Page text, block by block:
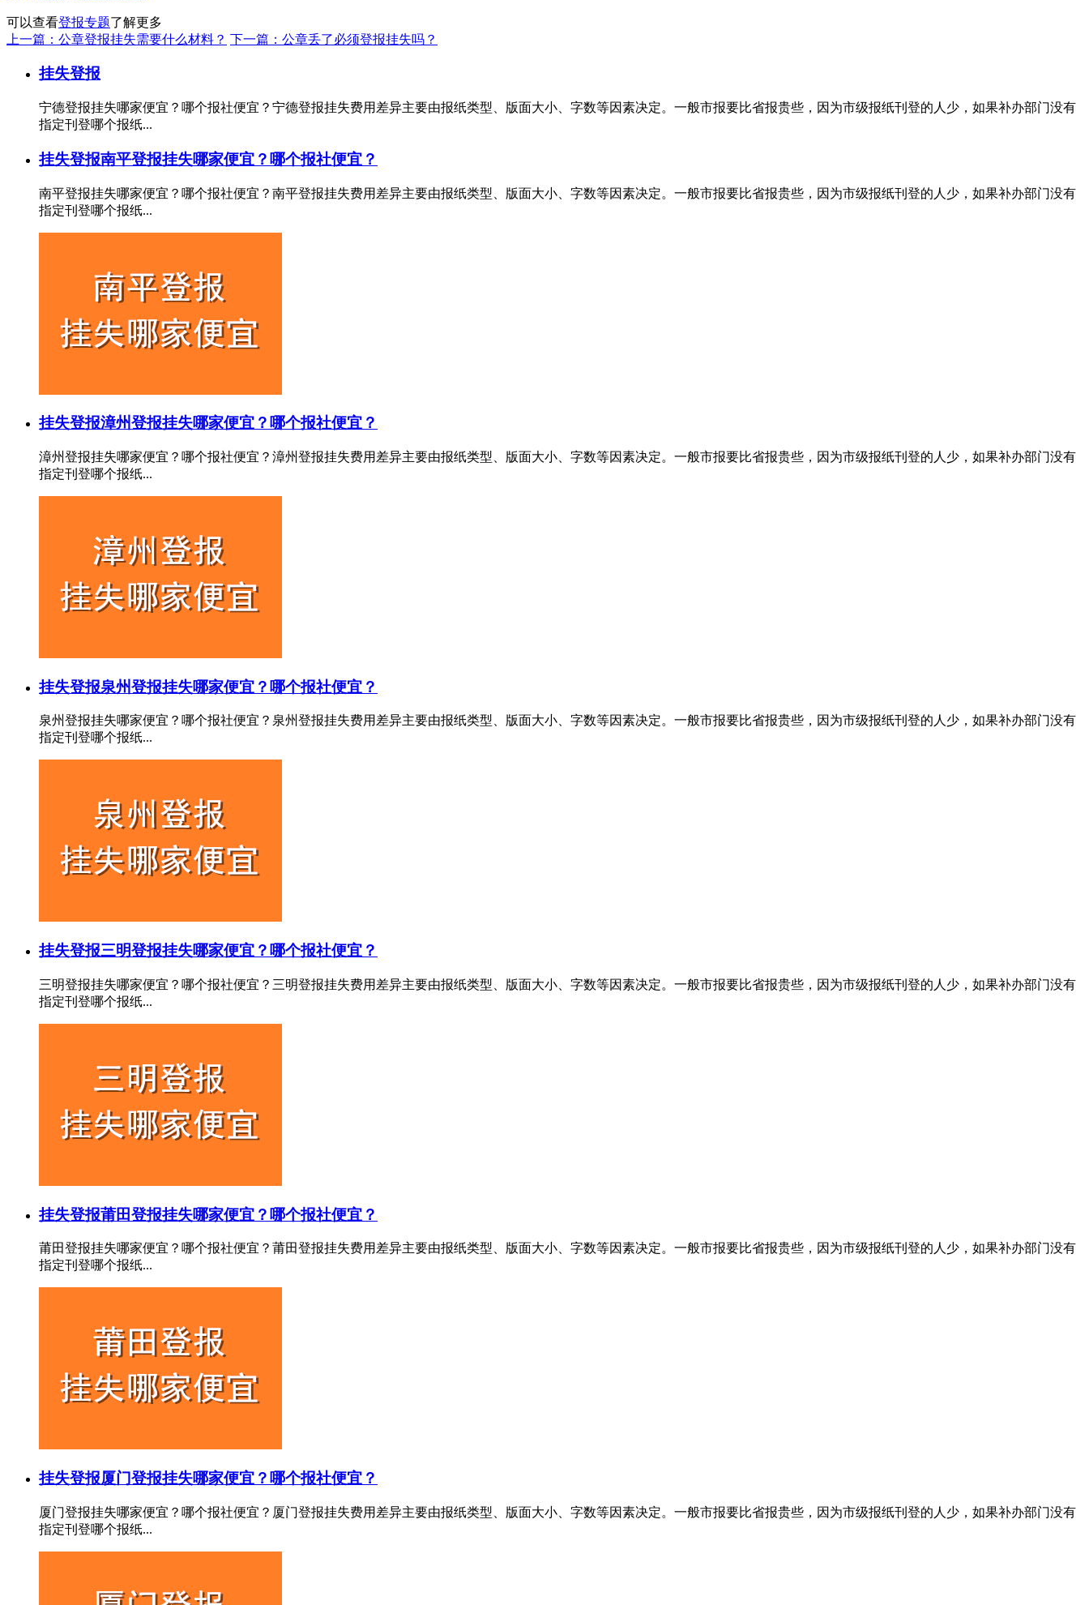
可以查看登报专题了解更多
上一篇：公章登报挂失需要什么材料？ 下一篇：公章丢了必须登报挂失吗？
挂失登报
宁德登报挂失哪家便宜？哪个报社便宜？宁德登报挂失费用差异主要由报纸类型、版面大小、字数等因素决定。一般市报要比省报贵些，因为市级报纸刊登的人少，如果补办部门没有
指定刊登哪个报纸...
挂失登报南平登报挂失哪家便宜？哪个报社便宜？
南平登报挂失哪家便宜？哪个报社便宜？南平登报挂失费用差异主要由报纸类型、版面大小、字数等因素决定。一般市报要比省报贵些，因为市级报纸刊登的人少，如果补办部门没有
指定刊登哪个报纸...
挂失登报漳州登报挂失哪家便宜？哪个报社便宜？
漳州登报挂失哪家便宜？哪个报社便宜？漳州登报挂失费用差异主要由报纸类型、版面大小、字数等因素决定。一般市报要比省报贵些，因为市级报纸刊登的人少，如果补办部门没有
指定刊登哪个报纸...
挂失登报泉州登报挂失哪家便宜？哪个报社便宜？
泉州登报挂失哪家便宜？哪个报社便宜？泉州登报挂失费用差异主要由报纸类型、版面大小、字数等因素决定。一般市报要比省报贵些，因为市级报纸刊登的人少，如果补办部门没有
指定刊登哪个报纸...
挂失登报三明登报挂失哪家便宜？哪个报社便宜？
三明登报挂失哪家便宜？哪个报社便宜？三明登报挂失费用差异主要由报纸类型、版面大小、字数等因素决定。一般市报要比省报贵些，因为市级报纸刊登的人少，如果补办部门没有
指定刊登哪个报纸...
挂失登报莆田登报挂失哪家便宜？哪个报社便宜？
莆田登报挂失哪家便宜？哪个报社便宜？莆田登报挂失费用差异主要由报纸类型、版面大小、字数等因素决定。一般市报要比省报贵些，因为市级报纸刊登的人少，如果补办部门没有
指定刊登哪个报纸...
挂失登报厦门登报挂失哪家便宜？哪个报社便宜？
厦门登报挂失哪家便宜？哪个报社便宜？厦门登报挂失费用差异主要由报纸类型、版面大小、字数等因素决定。一般市报要比省报贵些，因为市级报纸刊登的人少，如果补办部门没有
指定刊登哪个报纸...